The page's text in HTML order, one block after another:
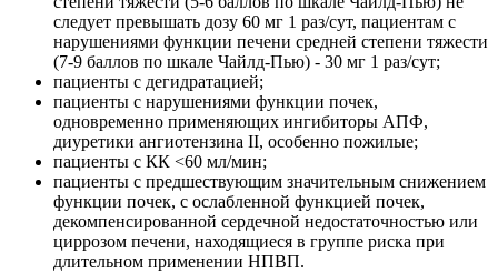
следует превышать дозу 60 мг 1 раз/сут, пациентам с
нарушениями функции печени средней степени тяжести
(7-9 баллов по шкале Чайлд-Пью) - 30 мг 1 раз/сут;
пациенты с дегидратацией;
пациенты с нарушениями функции почек,
одновременно применяющих ингибиторы АПФ,
диуретики ангиотензина II, особенно пожилые;
пациенты с КК <60 мл/мин;
пациенты с предшествующим значительным снижением
функции почек, с ослабленной функцией почек,
декомпенсированной сердечной недостаточностью или
циррозом печени, находящиеся в группе риска при
длительном применении НПВП.